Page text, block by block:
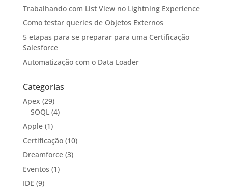
Trabalhando com List View no Lightning Experience
Como testar queries de Objetos Externos
5 etapas para se preparar para uma Certificação
Salesforce
Automatização com o Data Loader
Categorias
Apex (29)
SOQL(4)
Apple(1)
Certificação(10)
Dreamforce(3)
Eventos (1)
IDE (9)